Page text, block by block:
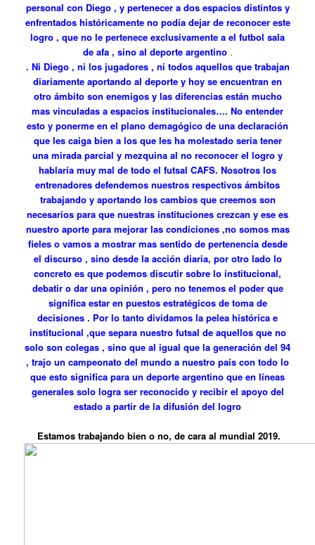
personal con Diego , y pertenecer a dos espacios distintos y
enfrentados históricamente no podía dejar de reconocer este
logro , que no le pertenece exclusivamente a el futbol sala
de afa , sino al deporte argentino.
. Ni Diego , ni los jugadores , ni todos aquellos que trabajan
diariamente aportando al deporte y hoy se encuentran en
otro ámbito son enemigos y las diferencias están mucho
mas vinculadas a espacios institucionales…. No entender
esto y ponerme en el plano demagógico de una declaración
que les caiga bien a los que les ha molestado seria tener
una mirada parcial y mezquina al no reconocer el logro y
hablaría muy mal de todo el futsal CAFS. Nosotros los
entrenadores defendemos nuestros respectivos ámbitos
trabajando y aportando los cambios que creemos son
necesarios para que nuestras instituciones crezcan y ese es
nuestro aporte para mejorar las condiciones ,no somos mas
fieles o vamos a mostrar mas sentido de pertenencia desde
el discurso , sino desde la acción diaria, por otro lado lo
concreto es que podemos discutir sobre lo institucional,
debatir o dar una opinión , pero no tenemos el poder que
significa estar en puestos estratégicos de toma de
decisiones . Por lo tanto dividamos la pelea histórica e
institucional ,que separa nuestro futsal de aquellos que no
solo son colegas , sino que al igual que la generación del 94
, trajo un campeonato del mundo a nuestro país con todo lo
que esto significa para un deporte argentino que en líneas
generales solo logra ser reconocido y recibir el apoyo del
estado a partir de la difusión del logro
Estamos trabajando bien o no, de cara al mundial 2019.